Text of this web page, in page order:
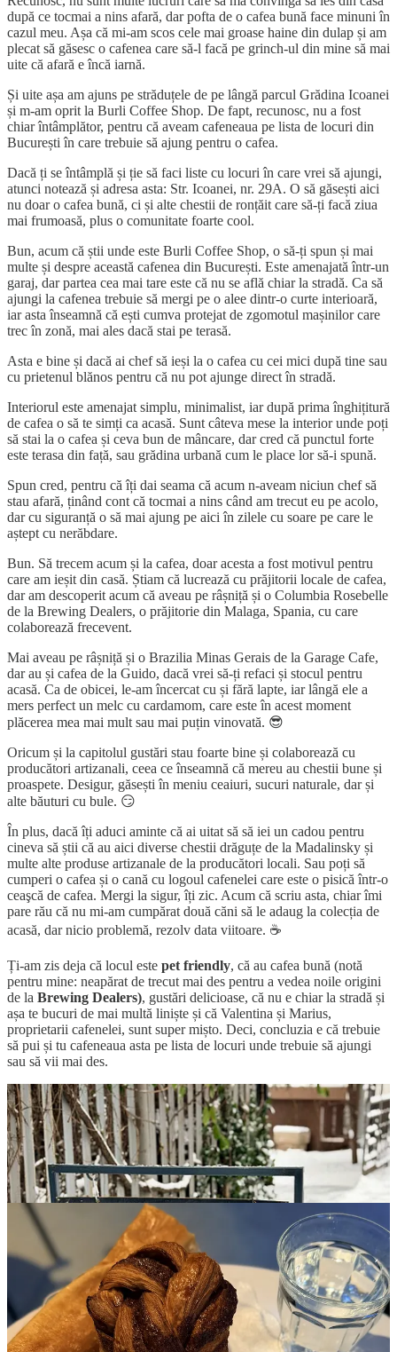
după ce tocmai a nins afară, dar pofta de o cafea bună face minuni în
cazul meu. Așa că mi-am scos cele mai groase haine din dulap și am
plecat să găsesc o cafenea care să-l facă pe grinch-ul din mine să mai
uite că afară e încă iarnă.
Și uite așa am ajuns pe străduțele de pe lângă parcul Grădina Icoanei
și m-am oprit la Burli Coffee Shop. De fapt, recunosc, nu a fost
chiar întâmplător, pentru că aveam cafeneaua pe lista de locuri din
București în care trebuie să ajung pentru o cafea.
Dacă ți se întâmplă și ție să faci liste cu locuri în care vrei să ajungi,
atunci notează și adresa asta: Str. Icoanei, nr. 29A. O să găsești aici
nu doar o cafea bună, ci și alte chestii de ronțăit care să-ți facă ziua
mai frumoasă, plus o comunitate foarte cool.
Bun, acum că știi unde este Burli Coffee Shop, o să-ți spun și mai
multe și despre această cafenea din București. Este amenajată într-un
garaj, dar partea cea mai tare este că nu se află chiar la stradă. Ca să
ajungi la cafenea trebuie să mergi pe o alee dintr-o curte interioară,
iar asta înseamnă că ești cumva protejat de zgomotul mașinilor care
trec în zonă, mai ales dacă stai pe terasă.
Asta e bine și dacă ai chef să ieși la o cafea cu cei mici după tine sau
cu prietenul blănos pentru că nu pot ajunge direct în stradă.
Interiorul este amenajat simplu, minimalist, iar după prima înghițitură
de cafea o să te simți ca acasă. Sunt câteva mese la interior unde poți
să stai la o cafea și ceva bun de mâncare, dar cred că punctul forte
este terasa din față, sau grădina urbană cum le place lor să-i spună.
Spun cred, pentru că îți dai seama că acum n-aveam niciun chef să
stau afară, ținând cont că tocmai a nins când am trecut eu pe acolo,
dar cu siguranță o să mai ajung pe aici în zilele cu soare pe care le
aștept cu nerăbdare.
Bun. Să trecem acum și la cafea, doar acesta a fost motivul pentru
care am ieșit din casă. Știam că lucrează cu prăjitorii locale de cafea,
dar am descoperit acum că aveau pe râșniță și o Columbia Rosebelle
de la Brewing Dealers, o prăjitorie din Malaga, Spania, cu care
colaborează frecevent.
Mai aveau pe râșniță și o Brazilia Minas Gerais de la Garage Cafe,
dar au și cafea de la Guido, dacă vrei să-ți refaci și stocul pentru
acasă. Ca de obicei, le-am încercat cu și fără lapte, iar lângă ele a
mers perfect un melc cu cardamom, care este în acest moment
plăcerea mea mai mult sau mai puțin vinovată. 😎
Oricum și la capitolul gustări stau foarte bine și colaborează cu
producători artizanali, ceea ce înseamnă că mereu au chestii bune și
proaspete. Desigur, găsești în meniu ceaiuri, sucuri naturale, dar și
alte băuturi cu bule. 😏
În plus, dacă îți aduci aminte că ai uitat să să iei un cadou pentru
cineva să știi că au aici diverse chestii drăguțe de la Madalinsky și
multe alte produse artizanale de la producători locali. Sau poți să
cumperi o cafea și o cană cu logoul cafenelei care este o pisică într-o
ceaşcă de cafea. Mergi la sigur, îți zic. Acum că scriu asta, chiar îmi
pare rău că nu mi-am cumpărat două căni să le adaug la colecția de
acasă, dar nicio problemă, rezolv data viitoare. ☕
Ți-am zis deja că locul este pet friendly, că au cafea bună (notă
pentru mine: neapărat de trecut mai des pentru a vedea noile origini
de la Brewing Dealers), gustări delicioase, că nu e chiar la stradă și
așa te bucuri de mai multă liniște și că Valentina și Marius,
proprietarii cafenelei, sunt super mișto. Deci, concluzia e că trebuie
să pui și tu cafeneaua asta pe lista de locuri unde trebuie să ajungi
sau să vii mai des.